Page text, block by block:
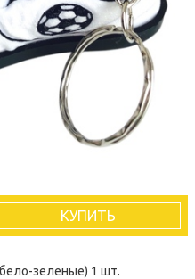
КУПИТЬ
зеленые) 1 шт.